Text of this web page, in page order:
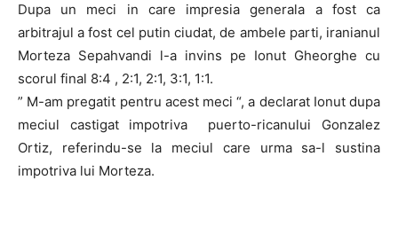
Dupa un meci in care impresia generala a fost ca
arbitrajul a fost cel putin ciudat, de ambele parti, iranianul
Morteza Sepahvandi l-a invins pe Ionut Gheorghe cu
scorul final 8:4 , 2:1, 2:1, 3:1, 1:1.
” M-am pregatit pentru acest meci “, a declarat Ionut dupa
meciul castigat impotriva puerto-ricanului Gonzalez
Ortiz, referindu-se la meciul care urma sa-l sustina
impotriva lui Morteza.